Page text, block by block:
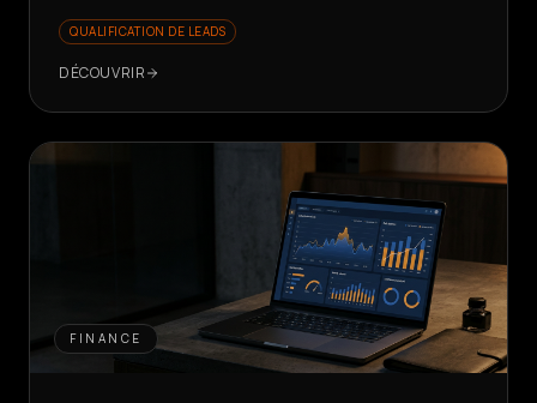
QUALIFICATION DE LEADS
DÉCOUVRIR
FINANCE